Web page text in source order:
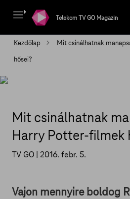
Telekom TV GO Magazin
Kezdőlap
Mit csinálhatnak
hősei?
Mit csinálhatnak
Harry Potter-filmek
TV GO | 2016. febr. 5.
Vajon mennyire boldog